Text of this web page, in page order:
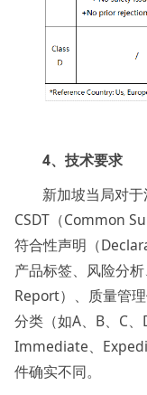
4、技术要求
新加坡当局对
CSDT（Common
符合性声明（
产品标签、风险分
Report）、质量管
分类（如A、B、C
Immediate、
件确实不同。